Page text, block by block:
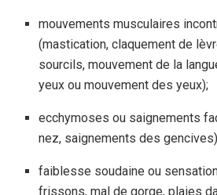
mouvements musculaires
(mastication, claquement de
sourcils, mouvement de la
yeux ou mouvement des yeux);
ecchymoses ou saignements
nez, saignements des
faiblesse soudaine ou
frissons, mal de gorge, plaies